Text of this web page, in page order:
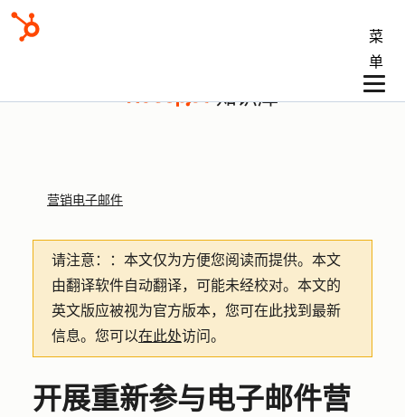
菜
单
知识库
营销电子邮件
请注意： ：本文仅为方便您阅读而提供。 本文
由翻译软件自动翻译，可能未经校对。本文的
英文版应被视为官方版本，您可在此找到最新
信息。您可以在此处访问。
开展重新参与电子邮件营